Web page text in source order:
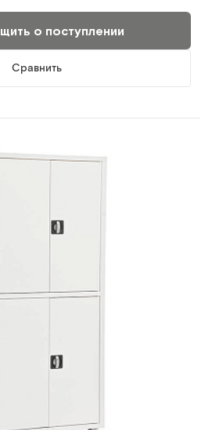
о поступлении
Сравнить